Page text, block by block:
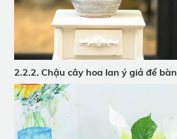
2.2.2. Chậu cây hoa lan ý giả để bàn